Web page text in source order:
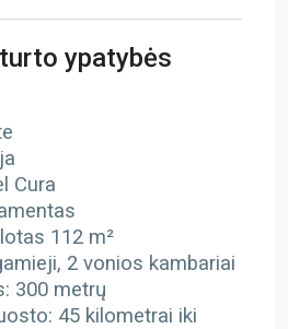
ypatybės
Cura
112 m²
2 vonios kambariai
300 metrų
45 kilometrai iki